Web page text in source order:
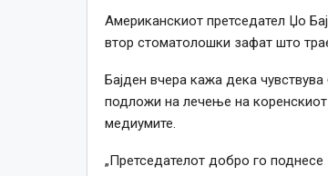
Американскиот претседател Џо
втор стоматолошки зафат што
Бајден вчера кажа дека
подложи на лечење на
медиумите.
„Претседателот добро го